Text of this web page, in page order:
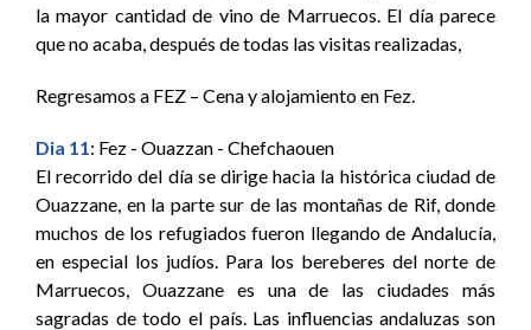
la mayor cantidad de vino de Marruecos. El día parece
que no acaba, después de todas las visitas realizadas,
Regresamos a FEZ – Cena y alojamiento en Fez.
Dia 11 : Fez - Ouazzan - Chefchaouen
El recorrido del día se dirige hacia la histórica ciudad de
Ouazzane, en la parte sur de las montañas de Rif, donde
muchos de los refugiados fueron llegando de Andalucía,
en especial los judíos. Para los bereberes del norte de
Marruecos, Ouazzane es una de las ciudades más
sagradas de todo el país. Las influencias andaluzas son